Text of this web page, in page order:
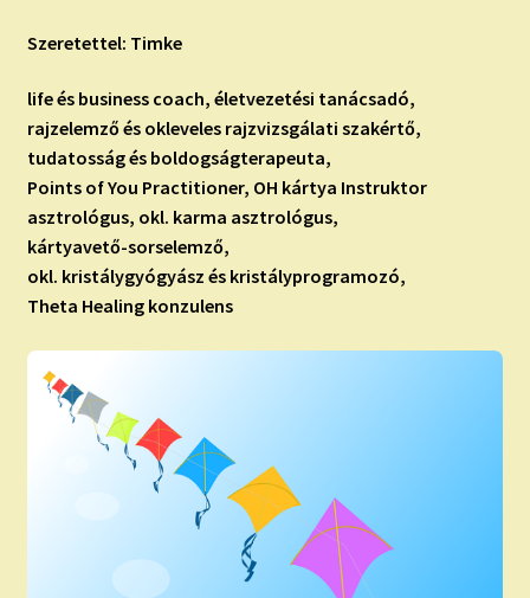
Szeretettel: Timke
life és business coach, életvezetési tanácsadó,
rajzelemző és okleveles rajzvizsgálati szakértő,
tudatosság és boldogságterapeuta,
Points of You Practitioner, OH kártya Instruktor
asztrológus, okl. karma asztrológus,
kártyavető-sorselemző,
okl. kristálygyógyász és kristályprogramozó,
Theta Healing konzulens